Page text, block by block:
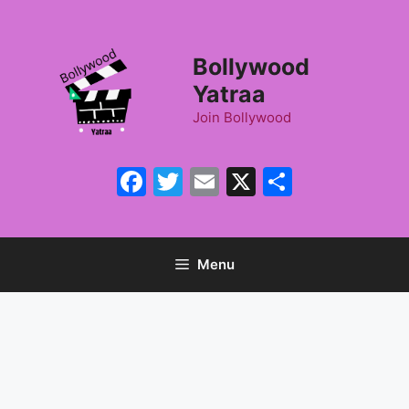
Bollywood
Yatraa
Join Bollywood
Facebook
Twitter
Email
X
Menu